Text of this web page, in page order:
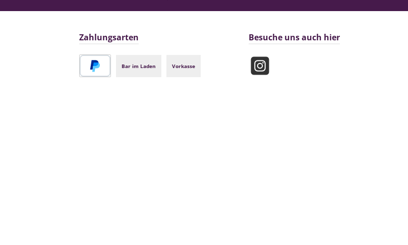
Zahlungsarten
Vorkasse
Bar im Laden
Besuche uns auch hier
Instagram